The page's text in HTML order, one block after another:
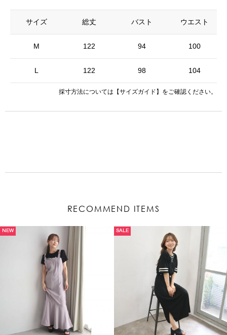
サイズ
M
L
総丈 バスト ウエスト
122 94 100
122 98 104
採寸方法については 【サイズガイド】 をご確認ください。
RECOMMEND ITEMS
NEW SALE